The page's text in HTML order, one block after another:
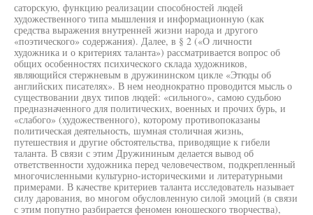
саторскую, функцию реализации способностей людей
художественного типа мышления и информационную (как
средства выражения внутренней жизни народа и другого
«поэтического» содержания). Далее, в § 2 («О личности
художника и о критериях таланта») рассматривается вопрос об
общих особенностях психического склада художников,
являющийся стержневым в дружининском цикле «Этюды об
английских писателях». В нем неоднократно проводится мысль о
существовании двух типов людей: «сильного», самою судьбою
предназначенного для политических, военных и прочих бурь, и
«слабого» (художественного), которому противопоказаны
политическая деятельность, шумная столичная жизнь,
путешествия и другие обстоятельства, приводящие к гибели
таланта. В связи с этим Дружининым делается вывод об
ответственности художника перед человечеством, подкрепленный
многочисленными культурно-историческими и литературными
примерами. В качестве критериев таланта исследователь называет
силу дарования, во многом обусловленную силой эмоций (в связи
с этим попутно разбирается феномен юношеского творчества),